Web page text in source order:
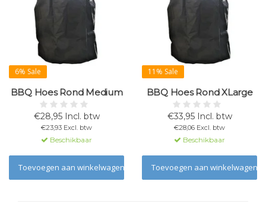
6% Sale
BBQ Hoes Rond Medium
€28,95 Incl. btw
€23,93 Excl. btw
Beschikbaar
Toevoegen aan winkelwagen
11% Sale
BBQ Hoes Rond XLarge
€33,95 Incl. btw
€28,06 Excl. btw
Beschikbaar
Toevoegen aan winkelwagen